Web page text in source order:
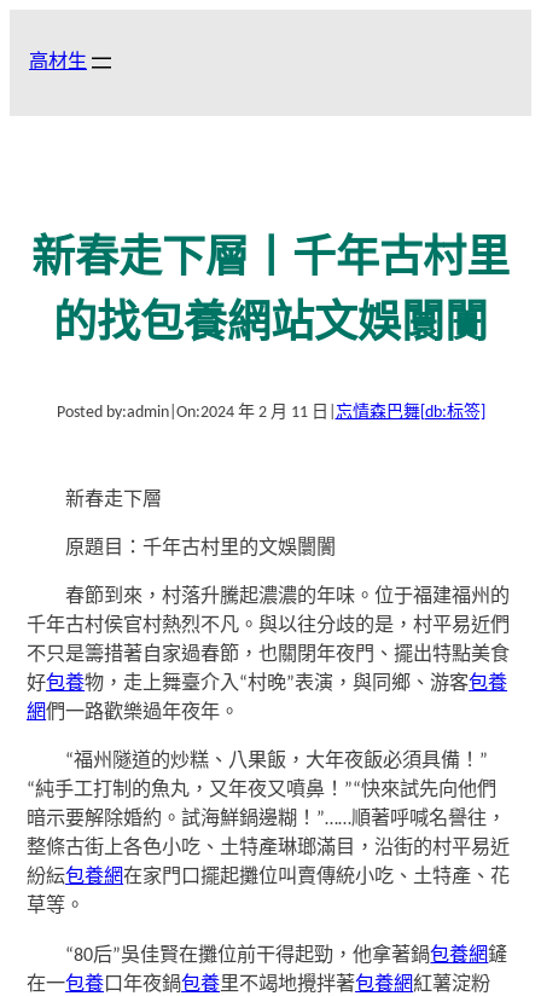
高材生
新春走下層丨千年古村里
的找包養網站文娛闤闠
Posted by:admin| On:2024 年 2 月 11 日 忘情森巴舞[db:标签]
新春走下層
原題目：千年古村里的文娛闤闠
春節到來，村落升騰起濃濃的年味。位于福建福州的
千年古村侯官村熱烈不凡。與以往分歧的是，村平易近們
不只是籌措著自家過春節，也關閉年夜門、擺出特點美食
好包養物，走上舞臺介入“村晚”表演，與同鄉、游客包養
網們一路歡樂過年夜年。
“福州隧道的炒糕、八果飯，大年夜飯必須具備！”
“純手工打制的魚丸，又年夜又噴鼻！”“快來試先向他們
暗示要解除婚約。試海鮮鍋邊糊！”……順著呼喊名譽往，
整條古街上各色小吃、土特產琳瑯滿目，沿街的村平易近
紛紜包養網在家門口擺起攤位叫賣傳統小吃、土特產、花
草等。
“80后”吳佳賢在攤位前干得起勁，他拿著鍋包養網鏟
在一包養口年夜鍋包養里不竭地攪拌著包養網紅薯淀粉